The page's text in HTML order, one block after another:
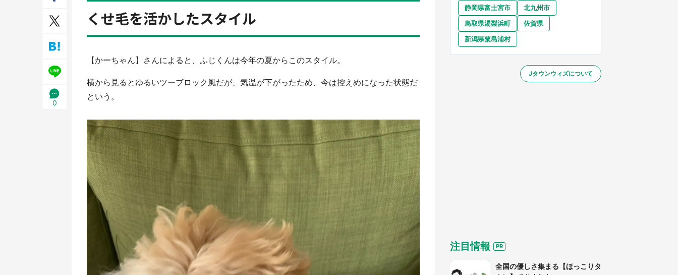
山口
大分 宮崎
ラプラス・ダークネスが栃木県を征
服！？ 県公式プロモ動画で「聖地」
が生産されてます【7／31～1／31】
『薬屋のひとりごと』の〝舞〟の世界
に入り込む 六本木ヒルズ展望台でコ
ラボ、本邦初公開の「猫猫像」も【8
舗「鐘崎」コラボで限定グッズも【8
『小林さんちのメイドラゴン』と舞台
のモデル・越谷がコラボ 田んぼアー
トの見頃にあわせて企画続々【7／31
～】
もっとみる
0
くせ毛を活かしたスタイル
【かーちゃん】さんによると、ふじくんは今年の夏からこのスタイル。
横から見るとゆるいツーブロック風だが、気温が下がったため、今は控えめになった状態だ
という。
静岡県富士宮市
北九州市
鳥取県湯梨浜町
佐賀県
新潟県粟島浦村
Jタウンウィズについて
注目情報
全国の優しさ集まる【ほっこりタ